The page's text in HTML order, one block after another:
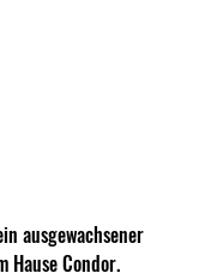
ausgewachsener
Hause Condor.